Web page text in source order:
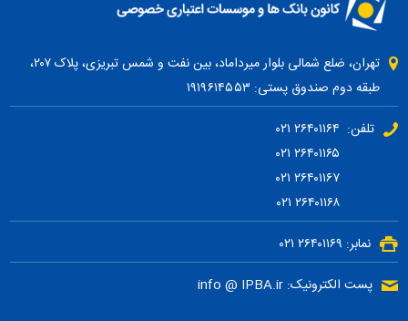
تهران، ضلع شمالی بلوار میرداماد، بین نفت و شمس تبریزی، پلاک ۲۰۷،
طبقه دوم صندوق پستی: ۱۹۱۹۶۱۴۵۵۳
تلفن: ۲۶۴۰۱۱۶۴ ۰۲۱
۲۶۴۰۱۱۶۷ ۰۲۱
۲۶۴۰۱۱۶۸ ۰۲۱
نمابر: ۲۶۴۰۱۱۶۹ ۰۲۱
پست الکترونیک: info @ IPBA.ir